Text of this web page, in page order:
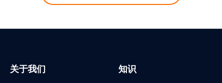
关于我们 知识